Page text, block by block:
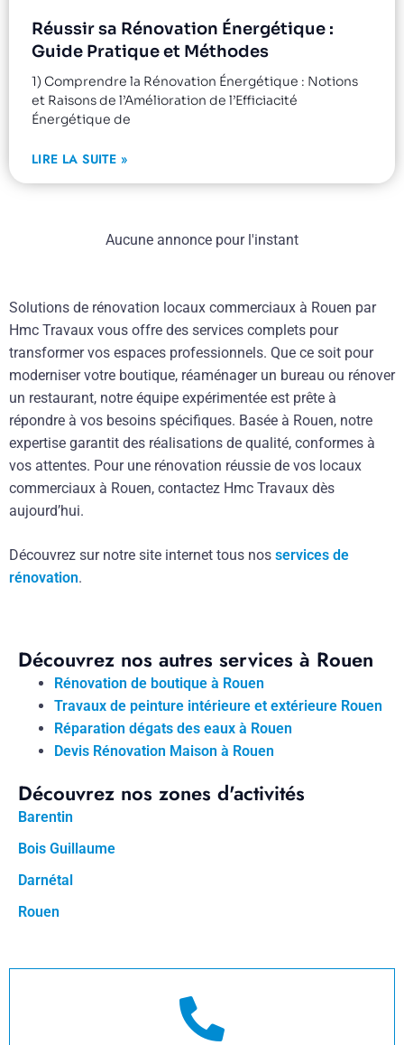
Réussir sa Rénovation Énergétique :
Guide Pratique et Méthodes
1) Comprendre la Rénovation Énergétique : Notions
et Raisons de l’Amélioration de l’Efficiacité
Énergétique de
LIRE LA SUITE »
Aucune annonce pour l'instant
Solutions de rénovation locaux commerciaux à Rouen par
Hmc Travaux vous offre des services complets pour
transformer vos espaces professionnels. Que ce soit pour
moderniser votre boutique, réaménager un bureau ou rénover
un restaurant, notre équipe expérimentée est prête à
répondre à vos besoins spécifiques. Basée à Rouen, notre
expertise garantit des réalisations de qualité, conformes à
vos attentes. Pour une rénovation réussie de vos locaux
commerciaux à Rouen, contactez Hmc Travaux dès
aujourd’hui.
Découvrez sur notre site internet tous nos services de
rénovation.
Découvrez nos autres services à Rouen
Rénovation de boutique à Rouen
Travaux de peinture intérieure et extérieure Rouen
Réparation dégats des eaux à Rouen
Devis Rénovation Maison à Rouen
Découvrez nos zones d'activités
Barentin
Bois Guillaume
Darnétal
Rouen